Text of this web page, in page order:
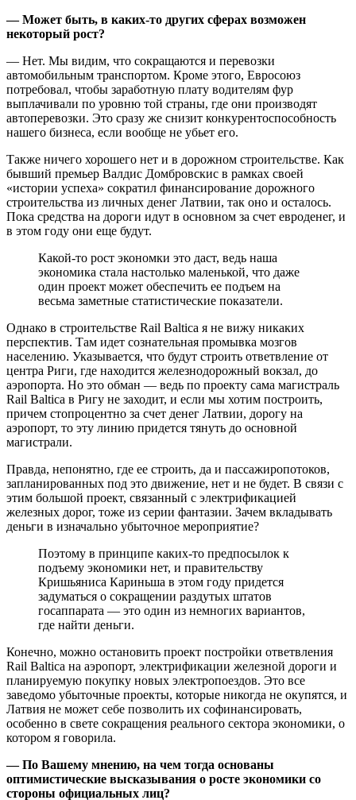
— Может быть, в каких-то других сферах возможен
некоторый рост?
— Нет. Мы видим, что сокращаются и перевозки
автомобильным транспортом. Кроме этого, Евросоюз
потребовал, чтобы заработную плату водителям фур
выплачивали по уровню той страны, где они производят
автоперевозки. Это сразу же снизит конкурентоспособность
нашего бизнеса, если вообще не убьет его.
Также ничего хорошего нет и в дорожном строительстве. Как
бывший премьер Валдис Домбровскис в рамках своей
«истории успеха» сократил финансирование дорожного
строительства из личных денег Латвии, так оно и осталось.
Пока средства на дороги идут в основном за счет евроденег, и
в этом году они еще будут.
Какой-то рост экономки это даст, ведь наша
экономика стала настолько маленькой, что даже
один проект может обеспечить ее подъем на
весьма заметные статистические показатели.
Однако в строительстве Rail Baltica я не вижу никаких
перспектив. Там идет сознательная промывка мозгов
населению. Указывается, что будут строить ответвление от
центра Риги, где находится железнодорожный вокзал, до
аэропорта. Но это обман — ведь по проекту сама магистраль
Rail Baltica в Ригу не заходит, и если мы хотим построить,
причем стопроцентно за счет денег Латвии, дорогу на
аэропорт, то эту линию придется тянуть до основной
магистрали.
Правда, непонятно, где ее строить, да и пассажиропотоков,
запланированных под это движение, нет и не будет. В связи с
этим большой проект, связанный с электрификацией
железных дорог, тоже из серии фантазии. Зачем вкладывать
деньги в изначально убыточное мероприятие?
Поэтому в принципе каких-то предпосылок к
подъему экономики нет, и правительству
Кришьяниса Кариньша в этом году придется
задуматься о сокращении раздутых штатов
госаппарата — это один из немногих вариантов,
где найти деньги.
Конечно, можно остановить проект постройки ответвления
Rail Baltica на аэропорт, электрификации железной дороги и
планируемую покупку новых электропоездов. Это все
заведомо убыточные проекты, которые никогда не окупятся, и
Латвия не может себе позволить их софинансировать,
особенно в свете сокращения реального сектора экономики, о
котором я говорила.
— По Вашему мнению, на чем тогда основаны
оптимистические высказывания о росте экономики со
стороны официальных лиц?